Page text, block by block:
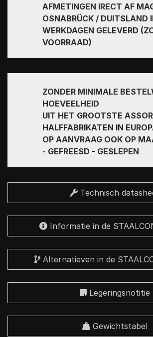
AFMETINGEN IRECT AF
OSNABRÜCK / DUITSLAND
WERKDAGEN GELEVERD
VOORRAAD)
ZONDER MINIMALE
HOEVEELHEID
UIT HET GROOTSTE
HALFFABRIKATEN IN
OP AANVRAAG OOK OP
- GEFREESD - GESLEPEN
Technisch
Informatie in de
Alternatieven in de
Legeringsnotitie
Gewichtstabel